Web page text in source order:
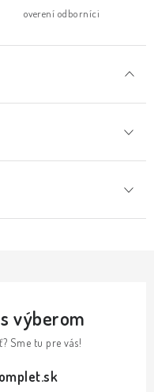
overení odborníci
výberom
Sme tu pre vás!